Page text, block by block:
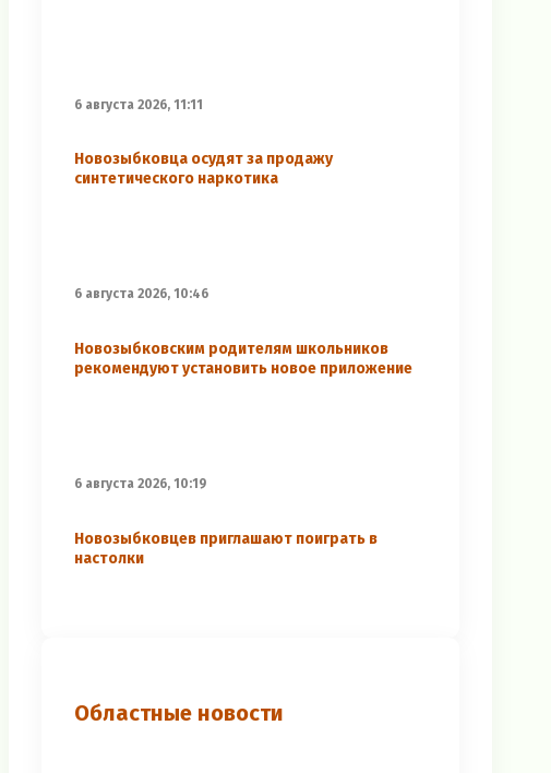
6 августа 2026, 11:11
Новозыбковца осудят за продажу
синтетического наркотика
6 августа 2026, 10:46
Новозыбковским родителям школьников
рекомендуют установить новое приложение
6 августа 2026, 10:19
Новозыбковцев приглашают поиграть в
настолки
Областные новости